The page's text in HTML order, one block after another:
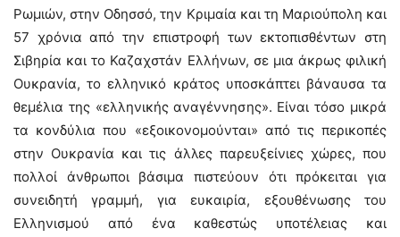
Ρωμιών, στην Οδησσό, την Κριμαία και τη Μαριούπολη και
57 χρόνια από την επιστροφή των εκτοπισθέντων στη
Σιβηρία και το Καζαχστάν Ελλήνων, σε μια άκρως φιλική
Ουκρανία, το ελληνικό κράτος υποσκάπτει βάναυσα τα
θεμέλια της «ελληνικής αναγέννησης». Είναι τόσο μικρά
τα κονδύλια που «εξοικονομούνται» από τις περικοπές
στην Ουκρανία και τις άλλες παρευξείνιες χώρες, που
πολλοί άνθρωποι βάσιμα πιστεύουν ότι πρόκειται για
συνειδητή γραμμή, για ευκαιρία, εξουθένωσης του
Ελληνισμού από ένα καθεστώς υποτέλειας και